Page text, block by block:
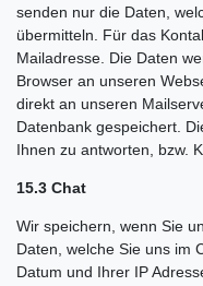
senden nur die Daten,
übermitteln. Für das
Mailadresse. Die Daten
Browser an unseren
direkt an unseren
Datenbank gespeichert.
Ihnen zu antworten, bzw.
15.3 Chat
Wir speichern, wenn Sie
Daten, welche Sie uns im
Datum und Ihrer IP